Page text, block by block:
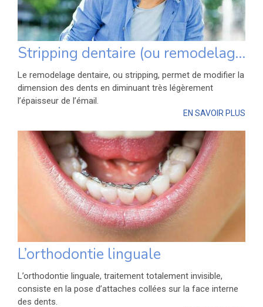
Stripping dentaire (ou remodelage dentaire)
Le remodelage dentaire, ou stripping, permet de modifier la
dimension des dents en diminuant très légèrement
l’épaisseur de l’émail.
EN SAVOIR PLUS
L’orthodontie linguale
L’orthodontie linguale, traitement totalement invisible,
consiste en la pose d’attaches collées sur la face interne
des dents.